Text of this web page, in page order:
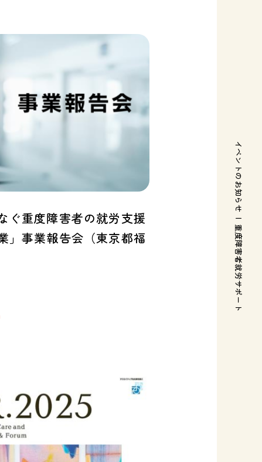
イベントのお知らせ
|
重度障害者就労サポート
ぐ重度障害者の就労支援
」事業報告会（東京都福